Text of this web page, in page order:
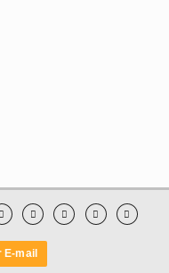
    
E-mail